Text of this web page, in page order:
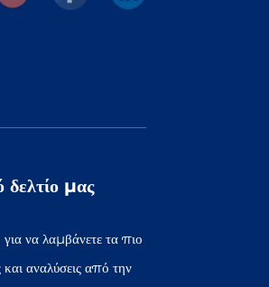
δελτίο μας
να λαμβάνετε τα πιο
αναλύσεις από την